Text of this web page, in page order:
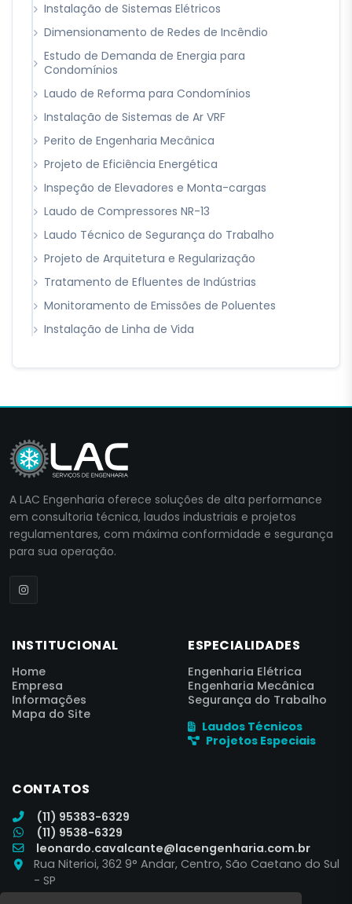
Instalação de Sistemas Elétricos
Dimensionamento de Redes de Incêndio
Estudo de Demanda de Energia para
Condomínios
Laudo de Reforma para Condomínios
Instalação de Sistemas de Ar VRF
Perito de Engenharia Mecânica
Projeto de Eficiência Energética
Inspeção de Elevadores e Monta-cargas
Laudo de Compressores NR-13
Laudo Técnico de Segurança do Trabalho
Projeto de Arquitetura e Regularização
Tratamento de Efluentes de Indústrias
Monitoramento de Emissões de Poluentes
Instalação de Linha de Vida
A LAC Engenharia oferece soluções de alta performance
em consultoria técnica, laudos industriais e projetos
regulamentares, com máxima conformidade e segurança
para sua operação.
INSTITUCIONAL
Home
Empresa
Informações
Mapa do Site
ESPECIALIDADES
Engenharia Elétrica
Engenharia Mecânica
Segurança do Trabalho
Laudos Técnicos
Projetos Especiais
CONTATOS
(11) 95383-6329
(11) 9538-6329
leonardo.cavalcante@lacengenharia.com.br
Rua Niterioi, 362 9° Andar, Centro, São Caetano do Sul
- SP